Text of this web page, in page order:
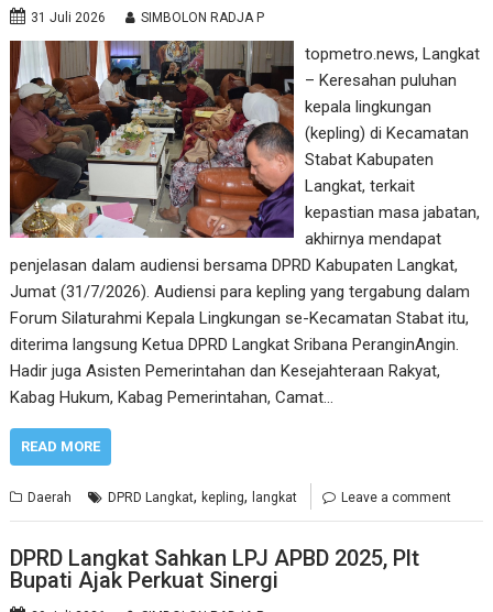
31 Juli 2026 SIMBOLON RADJA P
topmetro.news, Langkat
– Keresahan puluhan
kepala lingkungan
(kepling) di Kecamatan
Stabat Kabupaten
Langkat, terkait
kepastian masa jabatan,
akhirnya mendapat
penjelasan dalam audiensi bersama DPRD Kabupaten Langkat,
Jumat (31/7/2026). Audiensi para kepling yang tergabung dalam
Forum Silaturahmi Kepala Lingkungan se-Kecamatan Stabat itu,
diterima langsung Ketua DPRD Langkat Sribana PeranginAngin.
Hadir juga Asisten Pemerintahan dan Kesejahteraan Rakyat,
Kabag Hukum, Kabag Pemerintahan, Camat…
READ MORE
Daerah DPRD Langkat,kepling, langkat Leave a comment
DPRD Langkat Sahkan LPJ APBD 2025, Plt
Bupati Ajak Perkuat Sinergi